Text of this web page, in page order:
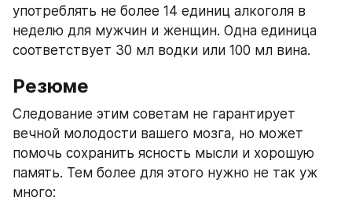
употреблять не более 14 единиц алкоголя в
неделю для мужчин и женщин. Одна единица
соответствует 30 мл водки или 100 мл вина.
Резюме
Следование этим советам не гарантирует
вечной молодости вашего мозга, но может
помочь сохранить ясность мысли и хорошую
память. Тем более для этого нужно не так уж
много: